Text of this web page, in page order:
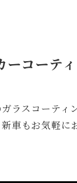
ーコーテ
ラスコーティ
車もお気軽に